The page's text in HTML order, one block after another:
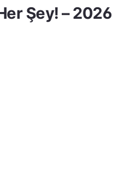
Şey! – 2026